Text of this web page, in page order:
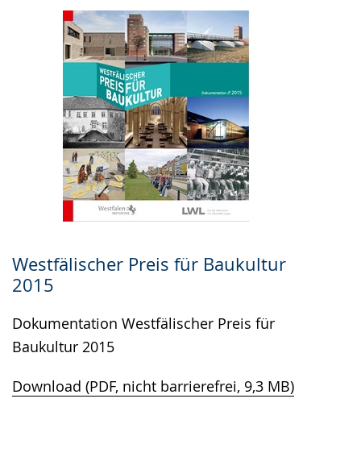
Westfälischer Preis für Baukultur
2015
Dokumentation Westfälischer Preis für
Baukultur 2015
Download (PDF, nicht barrierefrei, 9,3 MB)